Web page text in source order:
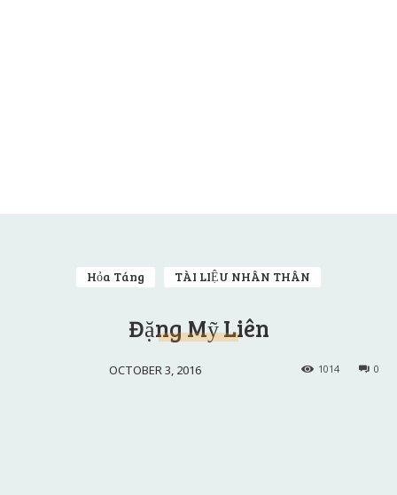
Hỏa Táng TÀI LIỆU NHÂN THÂN
Đặng Mỹ Liên
OCTOBER 3, 2016 0
1014